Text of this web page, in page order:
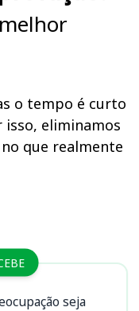
o tempo é curto
isso, eliminamos
que realmente
seja